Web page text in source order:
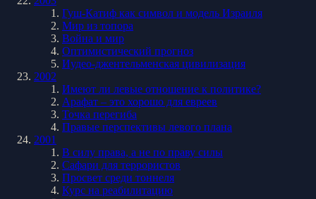
Гуш-Катиф как символ и модель Израиля
Мир из топора
Война и мир
Оптимистический прогноз
Иудео-джентельменская цивилизация
2002
Имеют ли левые отношение к политике?
Арафат – это хорошо для евреев
Точка перегиба
Правые перспективы левого плана
2001
В силу права, а не по праву силы
Сафари для террористов
Просвет среди тоннеля
Курс на реабилитацию